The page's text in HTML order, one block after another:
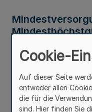
Verwaltungsvorschrift
Cookie-
Auf dieser Seite
entweder allen
die für die
sind. Hier finden Sie